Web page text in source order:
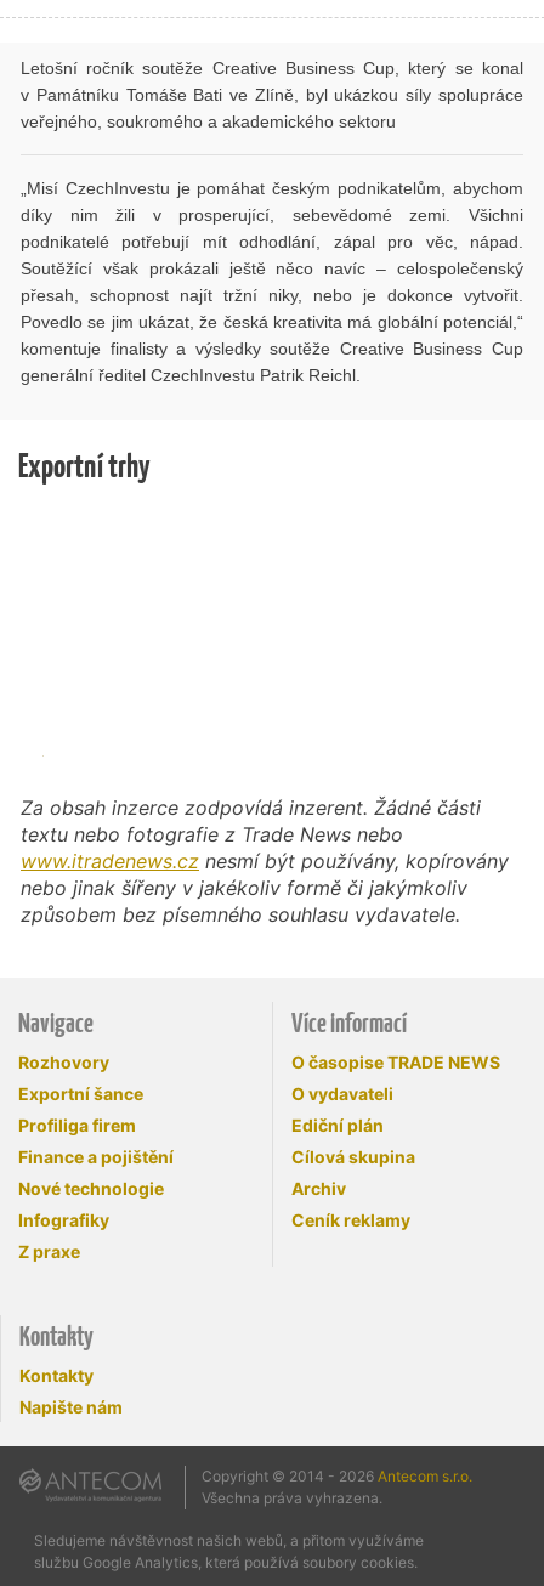
Letošní ročník soutěže Creative Business Cup, který se konal
v Památníku Tomáše Bati ve Zlíně, byl ukázkou síly spolupráce
veřejného, soukromého a akademického sektoru
„Misí CzechInvestu je pomáhat českým podnikatelům, abychom
díky nim žili v prosperující, sebevědomé zemi. Všichni
podnikatelé potřebují mít odhodlání, zápal pro věc, nápad.
Soutěžící však prokázali ještě něco navíc – celospolečenský
přesah, schopnost najít tržní niky, nebo je dokonce vytvořit.
Povedlo se jim ukázat, že česká kreativita má globální potenciál,“
komentuje finalisty a výsledky soutěže Creative Business Cup
generální ředitel CzechInvestu Patrik Reichl.
Exportní trhy
Za obsah inzerce zodpovídá inzerent. Žádné části
textu nebo fotografie z Trade News nebo
www.itradenews.cz nesmí být používány, kopírovány
nebo jinak šířeny v jakékoliv formě či jakýmkoliv
způsobem bez písemného souhlasu vydavatele.
Navigace
Rozhovory
Exportní šance
Profiliga firem
Finance a pojištění
Nové technologie
Infografiky
Z praxe
Více informací
O časopise TRADE NEWS
O vydavateli
Ediční plán
Cílová skupina
Archiv
Ceník reklamy
Kontakty
Kontakty
Napište nám
Copyright © 2014 - 2026 Antecom s.r.o.
Všechna práva vyhrazena.
Sledujeme návštěvnost našich webů, a přitom využíváme
službu Google Analytics, která používá soubory cookies.